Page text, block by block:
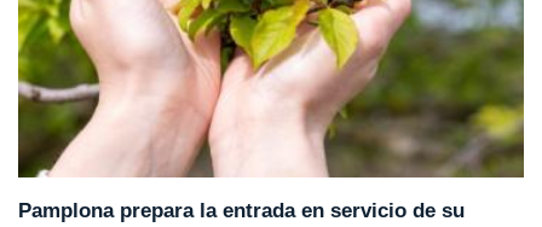
Pamplona prepara la entrada en servicio de su